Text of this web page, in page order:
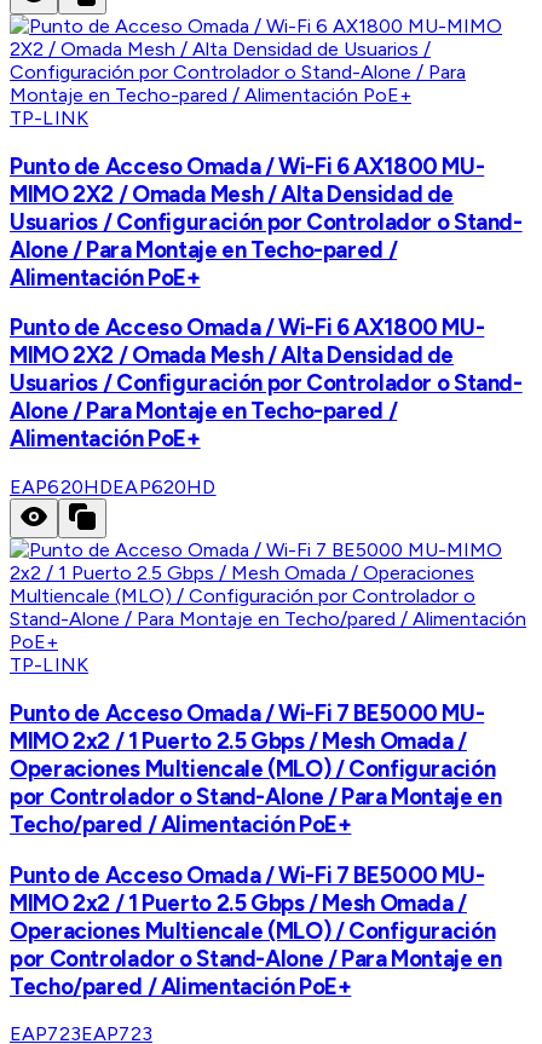
TP-LINK
Punto de Acceso Omada / Wi-Fi 6 AX1800 MU-
MIMO 2X2 / Omada Mesh / Alta Densidad de
Usuarios / Configuración por Controlador o Stand-
Alone / Para Montaje en Techo-pared /
Alimentación PoE+
Punto de Acceso Omada / Wi-Fi 6 AX1800 MU-
MIMO 2X2 / Omada Mesh / Alta Densidad de
Usuarios / Configuración por Controlador o Stand-
Alone / Para Montaje en Techo-pared /
Alimentación PoE+
EAP620HDEAP620HD
TP-LINK
Punto de Acceso Omada / Wi-Fi 7 BE5000 MU-
MIMO 2x2 / 1 Puerto 2.5 Gbps / Mesh Omada /
Operaciones Multiencale (MLO) / Configuración
por Controlador o Stand-Alone / Para Montaje en
Techo/pared / Alimentación PoE+
Punto de Acceso Omada / Wi-Fi 7 BE5000 MU-
MIMO 2x2 / 1 Puerto 2.5 Gbps / Mesh Omada /
Operaciones Multiencale (MLO) / Configuración
por Controlador o Stand-Alone / Para Montaje en
Techo/pared / Alimentación PoE+
EAP723EAP723